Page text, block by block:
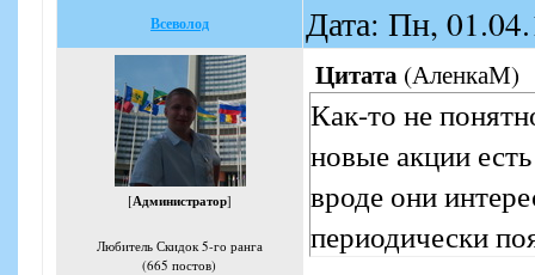
Всеволод Дата: Пн,
[Администратор]
Любитель Скидок 5-го ранга
(665 постов)
Цитата (АленкаМ)
Как-то не
новые акции
вроде они
периодически